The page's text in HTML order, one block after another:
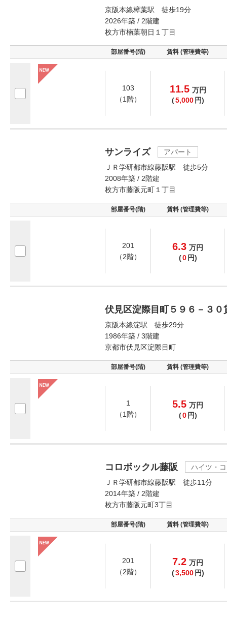
京阪本線樟葉駅 徒歩19分
2026年築 / 2階建
枚方市楠葉朝日１丁目
部屋番号(階) 賃料 (管理費等)
103
（1階）
11.5 万円
(5,000 円)
サンライズ
アパート
ＪＲ学研都市線藤阪駅 徒歩5分
2008年築 / 2階建
枚方市藤阪元町１丁目
部屋番号(階) 賃料 (管理費等)
201
（2階）
6.3 万円
(0 円)
伏見区淀際目町５９６－３０
京阪本線淀駅 徒歩29分
1986年築 / 3階建
京都市伏見区淀際目町
部屋番号(階) 賃料 (管理費等)
1
（1階）
5.5 万円
(0 円)
コロボックル藤阪
ハイツ・
ＪＲ学研都市線藤阪駅 徒歩11分
2014年築 / 2階建
枚方市藤阪元町3丁目
部屋番号(階) 賃料 (管理費等)
201
（2階）
7.2 万円
(3,500 円)